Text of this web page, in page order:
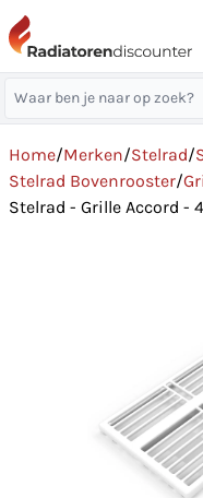
Home/Merken/Stelrad/
Stelrad Bovenrooster/
Stelrad - Grille Accord -